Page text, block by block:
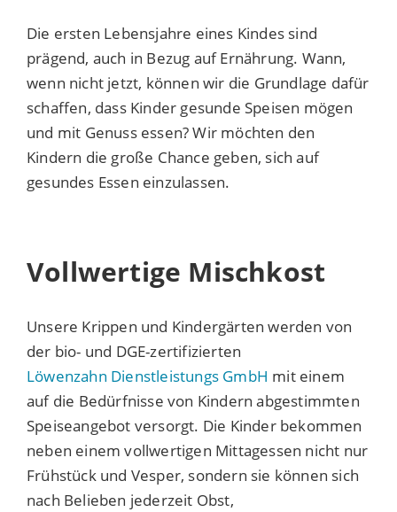
Die ersten Lebensjahre eines Kindes sind
prägend, auch in Bezug auf Ernährung. Wann,
wenn nicht jetzt, können wir die Grundlage dafür
schaffen, dass Kinder gesunde Speisen mögen
und mit Genuss essen? Wir möchten den
Kindern die große Chance geben, sich auf
gesundes Essen einzulassen.
Vollwertige Mischkost
Unsere Krippen und Kindergärten werden von
der bio- und DGE-zertifizierten
Löwenzahn Dienstleistungs GmbH mit einem
auf die Bedürfnisse von Kindern abgestimmten
Speiseangebot versorgt. Die Kinder bekommen
neben einem vollwertigen Mittagessen nicht nur
Frühstück und Vesper, sondern sie können sich
nach Belieben jederzeit Obst,